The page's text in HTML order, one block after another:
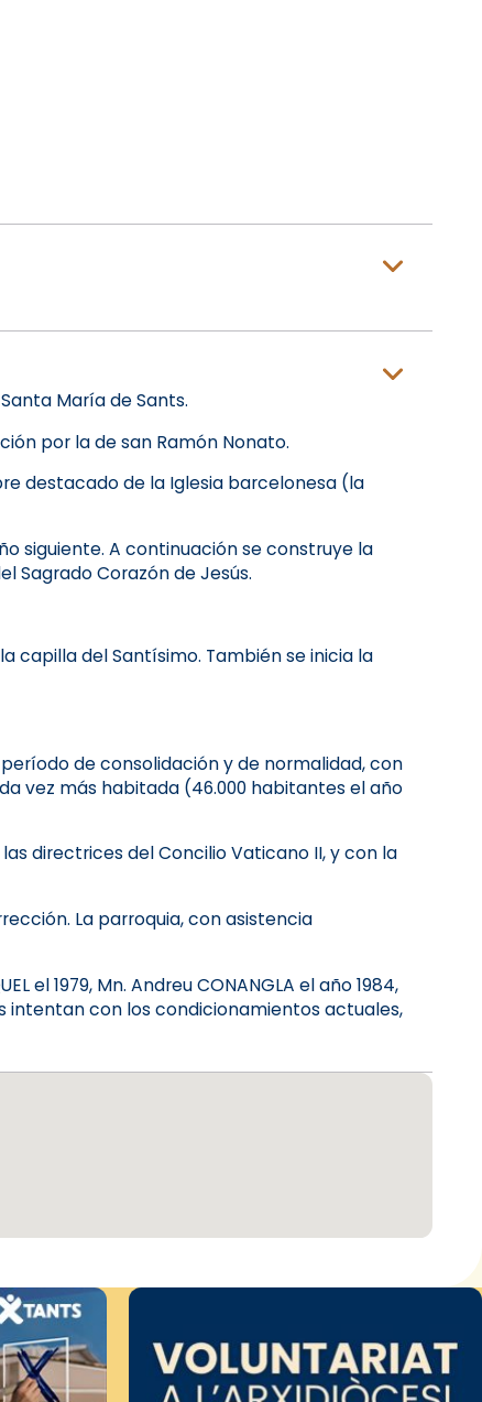
María de Sants.
por la de san Ramón Nonato.
destacado de la Iglesia barcelonesa (la
siguiente. A continuación se construye la
Sagrado Corazón de Jesús.
capilla del Santísimo. También se inicia la
período de consolidación y de normalidad, con
vez más habitada (46.000 habitantes el año
las directrices del Concilio Vaticano II, y con la
La parroquia, con asistencia
el 1979, Mn. Andreu CONANGLA el año 1984,
intentan con los condicionamientos actuales,